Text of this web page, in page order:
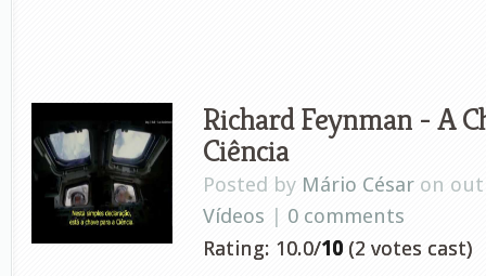
Richard Feynman - A
Ciência
Posted by Mário César on
Vídeos | 0 comments
Rating: 10.0/10 (2 votes cast)